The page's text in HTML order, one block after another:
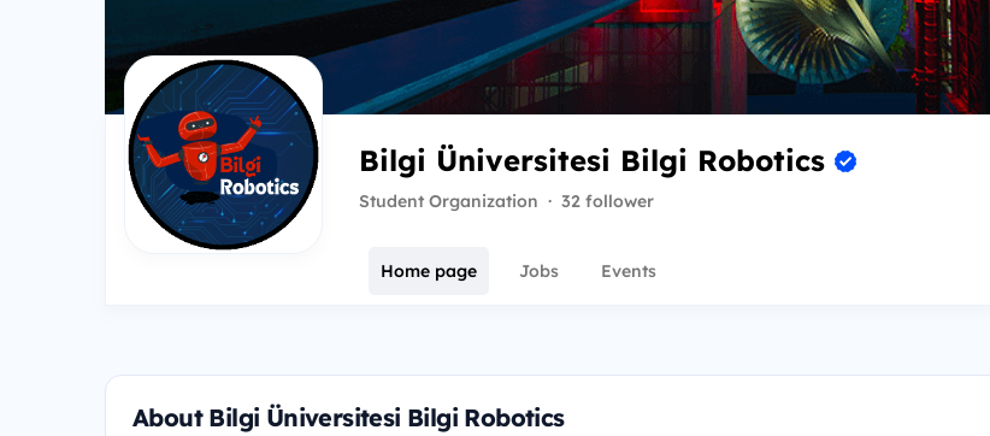
Bilgi Üniversitesi Bilgi Robotics
Student Organization · 32 follower
Home page Jobs Events
About Bilgi Üniversitesi Bilgi Robotics